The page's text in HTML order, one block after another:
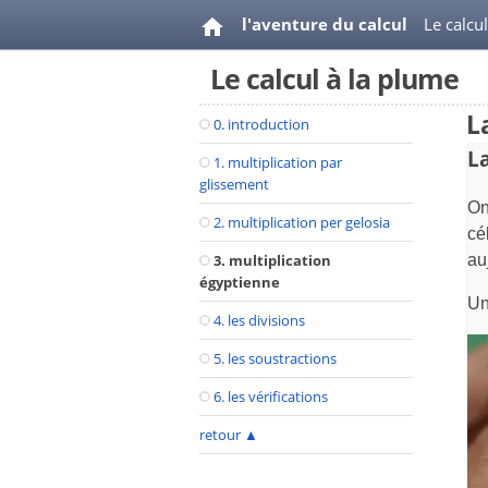
l'aventure du calcul Le
Le calcul à la plume
0. introduction
1. multiplication par
glissement
2. multiplication per gelosia
3. multiplication
égyptienne
4. les divisions
5. les soustractions
6. les vérifications
retour ▲